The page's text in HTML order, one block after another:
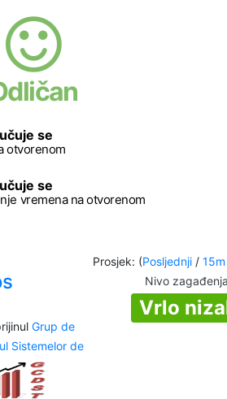
se
otvorenom
se
vremena na otvorenom
Prosjek: (Posljednji/ 15m
Grup de
Sistemelor de
Nivo zagađenja
Vrlo